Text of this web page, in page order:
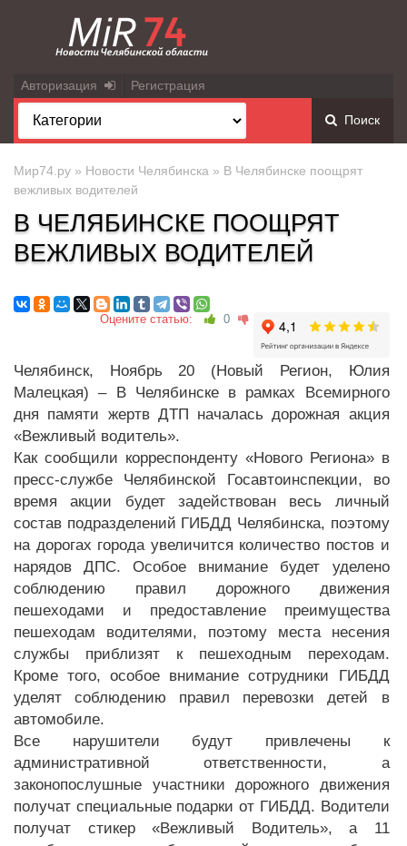
Авторизация Регистрация
Поиск
Мир74.ру » Новости Челябинска » В Челябинске поощрят
вежливых водителей
В ЧЕЛЯБИНСКЕ ПООЩРЯТ
ВЕЖЛИВЫХ ВОДИТЕЛЕЙ
Оцените статью: 0
Челябинск, Ноябрь 20 (Новый Регион, Юлия
Малецкая) – В Челябинске в рамках Всемирного
дня памяти жертв ДТП началась дорожная акция
«Вежливый водитель».
Как сообщили корреспонденту «Нового Региона» в
пресс-службе Челябинской Госавтоинспекции, во
время акции будет задействован весь личный
состав подразделений ГИБДД Челябинска, поэтому
на дорогах города увеличится количество постов и
нарядов ДПС. Особое внимание будет уделено
соблюдению правил дорожного движения
пешеходами и предоставление преимущества
пешеходам водителями, поэтому места несения
службы приблизят к пешеходным переходам.
Кроме того, особое внимание сотрудники ГИБДД
уделят соблюдению правил перевозки детей в
автомобиле.
Все нарушители будут привлечены к
административной ответственности, а
законопослушные участники дорожного движения
получат специальные подарки от ГИБДД. Водители
получат стикер «Вежливый Водитель», а 11